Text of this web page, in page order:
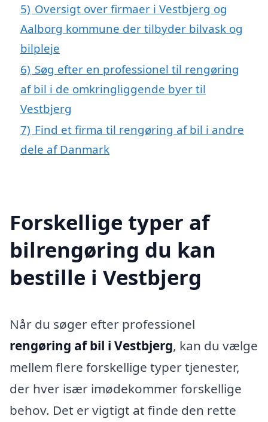
5) Oversigt over firmaer i Vestbjerg og
Aalborg kommune der tilbyder bilvask og
bilpleje
6) Søg efter en professionel til rengøring
af bil i de omkringliggende byer til
Vestbjerg
7) Find et firma til rengøring af bil i andre
dele af Danmark
Forskellige typer af
bilrengøring du kan
bestille i Vestbjerg
Når du søger efter professionel
rengøring af bil i Vestbjerg, kan du vælge
mellem flere forskellige typer tjenester,
der hver især imødekommer forskellige
behov. Det er vigtigt at finde den rette